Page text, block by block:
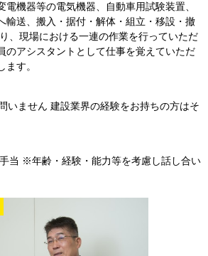
電機器等の電気機器、自動車用試験装置、
輸送、搬入・据付・解体・組立・移設・撤
、現場における一連の作業を行っていただ
のアシスタントとして仕事を覚えていただ
ます。
いません 建設業界の経験をお持ちの方はそ
当 ※年齢・経験・能力等を考慮し話し合い